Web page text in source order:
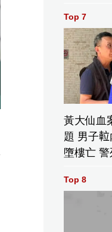
Top 7
黃大仙血
題 男子
墮樓亡
Top 8